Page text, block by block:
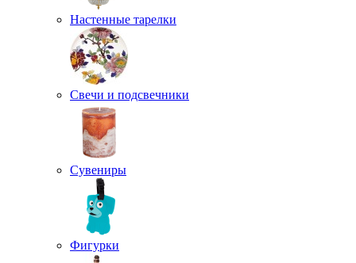
Настенные тарелки
Свечи и подсвечники
Сувениры
Фигурки